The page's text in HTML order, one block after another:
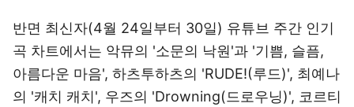
반면 최신자(4월 24일부터 30일) 유튜브 주간 인기
곡 차트에서는 악뮤의 '소문의 낙원'과 '기쁨, 슬픔,
아름다운 마음', 하츠투하츠의 'RUDE!(루드)', 최예나
의 '캐치 캐치', 우즈의 'Drowning(드로우닝)', 코르티